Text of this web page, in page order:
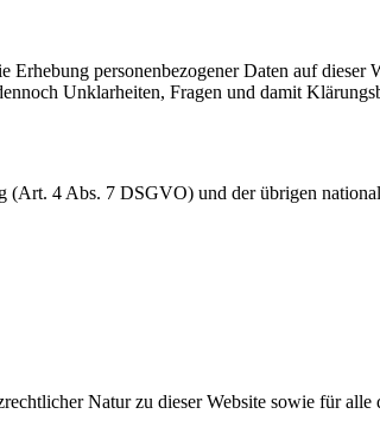
personenbezogener Daten auf
Unklarheiten, Fragen und damit
4 Abs. 7 DSGVO) und der übrigen
Natur zu dieser Website sowie für alle